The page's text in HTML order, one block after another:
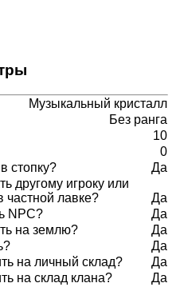
Музыкальный кристалл
Без ранга
10
0
стопку?
Да
другому игроку или
частной лавке?
Да
NPC?
Да
на землю?
Да
Да
на личный склад?
Да
на склад клана?
Да